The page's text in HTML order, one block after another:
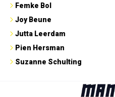
Femke Bol
Joy Beune
Jutta Leerdam
Pien Hersman
Suzanne Schulting